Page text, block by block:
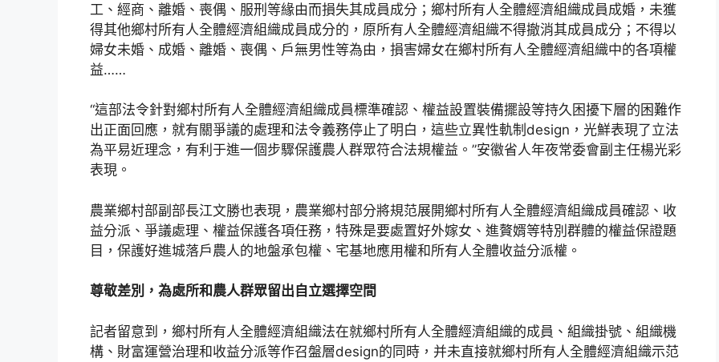
工、經商、離婚、喪偶、服刑等緣由而損失其成員成分；鄉村所有人全體經濟組織成員成婚，未獲
得其他鄉村所有人全體經濟組織成員成分的，原所有人全體經濟組織不得撤消其成員成分；不得以
婦女未婚、成婚、離婚、喪偶、戶無男性等為由，損害婦女在鄉村所有人全體經濟組織中的各項權
益……
“這部法令針對鄉村所有人全體經濟組織成員標準確認、權益設置裝備擺設等持久困擾下層的困難作
出正面回應，就有關爭議的處理和法令義務停止了明白，這些立異性軌制design，光鮮表現了立法
為平易近理念，有利于進一個步驟保護農人群眾符合法規權益。”安徽省人年夜常委會副主任楊光彩
表現。
農業鄉村部副部長江文勝也表現，農業鄉村部分將規范展開鄉村所有人全體經濟組織成員確認、收
益分派、爭議處理、權益保護各項任務，特殊是要處置好外嫁女、進贅婿等特別群體的權益保證題
目，保護好進城落戶農人的地盤承包權、宅基地應用權和所有人全體收益分派權。
尊敬差別，為處所和農人群眾留出自立選擇空間
記者留意到，鄉村所有人全體經濟組織法在就鄉村所有人全體經濟組織的成員、組織掛號、組織機
構、財富運營治理和收益分派等作召盤層design的同時，并未直接就鄉村所有人全體經濟組織示范